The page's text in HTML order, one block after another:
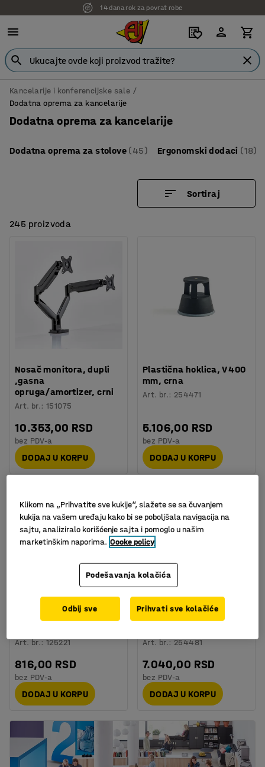
7 godina garancije
Kancelarije i konferencijske sale
Dodatna oprema za kancelarije
Dodatna oprema za kancelarije
Dodatna oprema za stolove (45) Ergonomski dodaci (18)
Sortiraj
245 proizvoda
Nosač monitora, dupli
,gasna
opruga/amortizer, crni
Art. br.:151075
10.353,00 RSD
bez PDV-a
DODAJ U KORPU
Plastična hoklica, V 400
mm, crna
Art. br.: 254471
5.106,00 RSD
bez PDV-a
DODAJ U KORPU
Korpa za papirne
Art. br.:125221
816,00 RSD
bez PDV-a
DODAJ U KORPU
Metalna hoklica, V 425
Art. br.:254481
7.040,00 RSD
bez PDV-a
DODAJ U KORPU
Klikom na „Prihvatite sve kukije“, slažete se sa čuvanjem
kukija na vašem uređaju kako bi se poboljšala navigacija na
sajtu, analiziralo korišćenje sajta i pomoglo u našim
marketinškim naporima. Cooke policy
Podešavanja kolačića
Odbij sve Prihvati sve kolačiće